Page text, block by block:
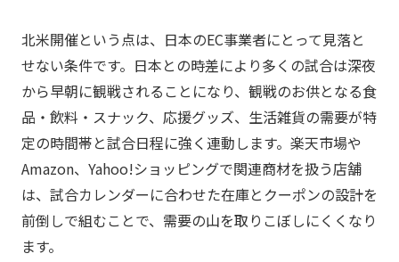
北米開催という点は、日本のEC事業者にとって見落と
せない条件です。日本との時差により多くの試合は深夜
から早朝に観戦されることになり、観戦のお供となる食
品・飲料・スナック、応援グッズ、生活雑貨の需要が特
定の時間帯と試合日程に強く連動します。楽天市場や
Amazon、Yahoo!ショッピングで関連商材を扱う店舗
は、試合カレンダーに合わせた在庫とクーポンの設計を
前倒しで組むことで、需要の山を取りこぼしにくくなり
ます。